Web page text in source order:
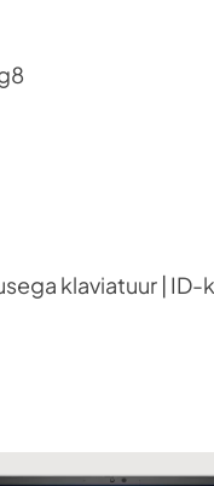
klaviatuur |